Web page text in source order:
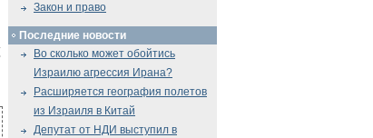
Закон и право
Последние новости
Во сколько может обойтись
Израилю агрессия Ирана?
Расширяется география полетов
из Израиля в Китай
Депутат от НДИ выступил в